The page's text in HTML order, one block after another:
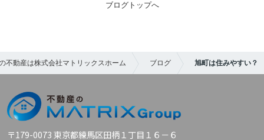
ブログトップへ
不動産は株式会社マトリックスホーム ブログ 旭町は住みやすい？
〒179-0073 東京都練馬区田柄１丁目１６－６